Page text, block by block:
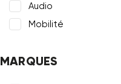
Audio
Mobilité
MARQUES